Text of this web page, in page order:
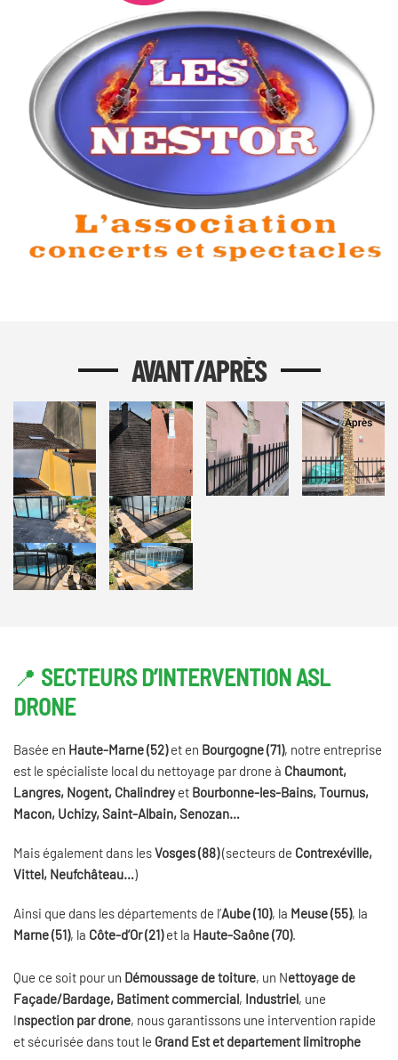
AVANT/APRÈS
📍 SECTEURS D’INTERVENTION ASL
DRONE
Basée en Haute-Marne (52)et en Bourgogne (71), notre entreprise
est le spécialiste local du nettoyage par drone à Chaumont,
Langres, Nogent, Chalindrey et Bourbonne-les-Bains, Tournus,
Macon, Uchizy,Saint-Albain,Senozan…
Mais également dans lesVosges (88)(secteurs de Contrexéville,
Vittel, Neufchâteau…)
Ainsi que dans les départements de l’Aube (10), la Meuse (55), la
Marne (51), la Côte-d’Or (21)et la Haute-Saône (70).
Que ce soit pour un Démoussage de toiture, un Nettoyage de
Façade/Bardage, Batiment commercial, Industriel, une
Inspection par drone, nous garantissons une intervention rapide
et sécurisée dans tout le Grand Est et departement limitrophe